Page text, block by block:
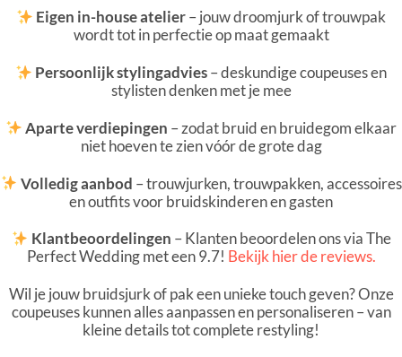
Eigen in-house atelier– jouw droomjurk of trouwpak
wordt tot in perfectie op maat gemaakt
Persoonlijk stylingadvies– deskundige coupeuses en
stylisten denken met je mee
Aparte verdiepingen – zodat bruid en bruidegom elkaar
niet hoeven te zien vóór de grote dag
Volledig aanbod – trouwjurken, trouwpakken, accessoires
en outfits voor bruidskinderen en gasten
Klantbeoordelingen – Klanten beoordelen ons via The
Perfect Wedding met een 9.7! Bekijk hier de reviews.
Wil je jouw bruidsjurk of pak een unieke touch geven? Onze
coupeuses kunnen alles aanpassen en personaliseren – van
kleine details tot complete restyling!